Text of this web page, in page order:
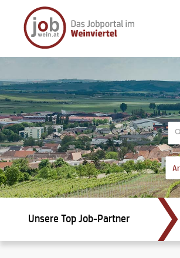
Unsere Top Job-Partner